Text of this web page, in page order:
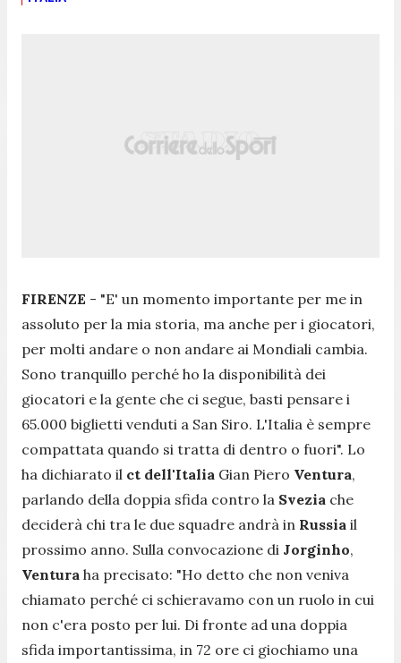
FIRENZE - "E' un momento importante per me in
assoluto per la mia storia, ma anche per i giocatori,
per molti andare o non andare ai Mondiali cambia.
Sono tranquillo perché ho la disponibilità dei
giocatori e la gente che ci segue, basti pensare i
65.000 biglietti venduti a San Siro. L'Italia è sempre
compattata quando si tratta di dentro o fuori". Lo
ha dichiarato il ct dell'Italia Gian Piero Ventura,
parlando della doppia sfida contro la Svezia che
deciderà chi tra le due squadre andrà in Russia il
prossimo anno. Sulla convocazione di Jorginho,
Ventura ha precisato: "Ho detto che non veniva
chiamato perché ci schieravamo con un ruolo in cui
non c'era posto per lui. Di fronte ad una doppia
sfida importantissima, in 72 ore ci giochiamo una